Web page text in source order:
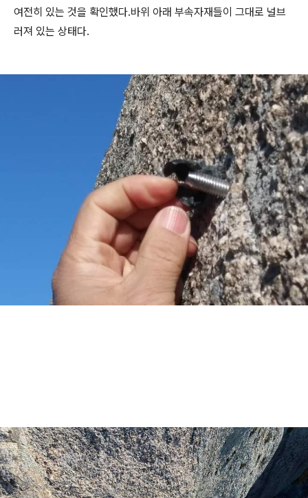
여전히 있는 것을 확인했다.바위 아래 부속자재들이 그대로 널브
러져 있는 상태다.